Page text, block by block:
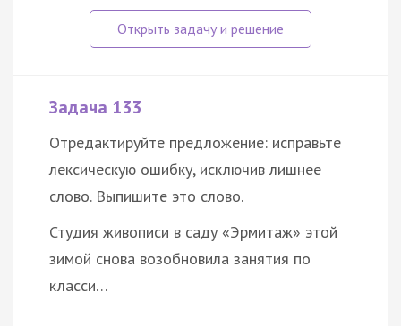
Задача 133
Отредактируйте предложение: исправьте
лексическую ошибку, исключив лишнее
слово. Выпишите это слово.
Студия живописи в саду «Эрмитаж» этой
зимой снова возобновила занятия по
класси…